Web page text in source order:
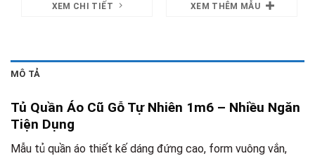
XEM CHI TIẾT XEM THÊM MẪU
MÔ TẢ
Tủ Quần Áo Cũ Gỗ Tự Nhiên 1m6 – Nhiều Ngăn
Tiện Dụng
Mẫu tủ quần áo thiết kế dáng đứng cao, form vuông vắn,